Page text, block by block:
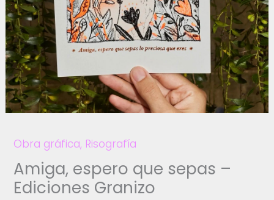
Obra gráfica, Risografía
Amiga, espero que sepas –
Ediciones Granizo